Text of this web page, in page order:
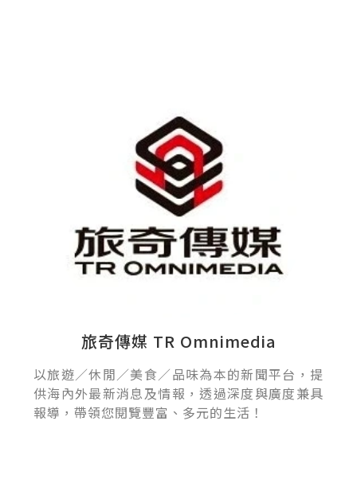
旅奇傳媒 TR Omnimedia
以旅遊／休閒／美食／品味為本的新聞平台，提
供海內外最新消息及情報，透過深度與廣度兼具
報導，帶領您閱覽豐富、多元的生活！